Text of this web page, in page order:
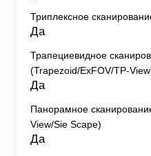
Триплексное
Да
Трапециевидное
(Trapezoid/ExFOV/TP-
Да
Панорамное
View/Sie Scape)
Да